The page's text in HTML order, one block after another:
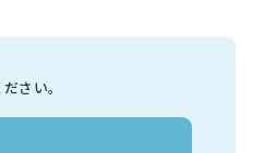
さい。